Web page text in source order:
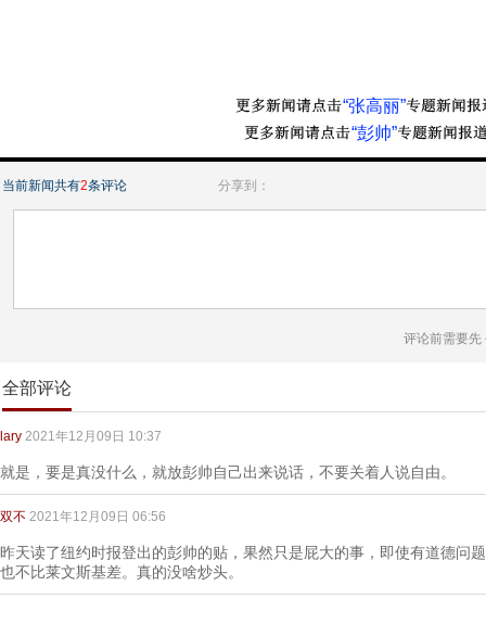
“张高丽”
“彭帅”
当前新闻共有2条评论 分享到：
评论前需要先
全部评论
lary 2021年12月09日 10:37
就是，要是真没什么，就放彭帅自己出来说话，不要关着人说自由。
双不 2021年12月09日 06:56
昨天读了纽约时报登出的彭帅的贴，果然只是屁大的事，即使有道德问
也不比莱文斯基差。真的没啥炒头。